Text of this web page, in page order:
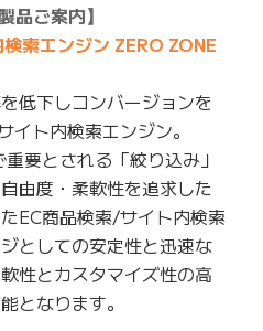
品ご案内】
索エンジン ZERO ZONE
低下しコンバージョンを
ト内検索エンジン。
要とされる「絞り込み」
由度・柔軟性を追求した
EC商品検索/サイト内検索
としての安定性と迅速な
性とカスタマイズ性の高
となります。